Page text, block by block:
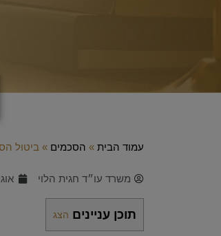
עמוד הבית » הסכמים » ביטול
משרד עו״ד חגית הלוי
תוכן עניינים הצג